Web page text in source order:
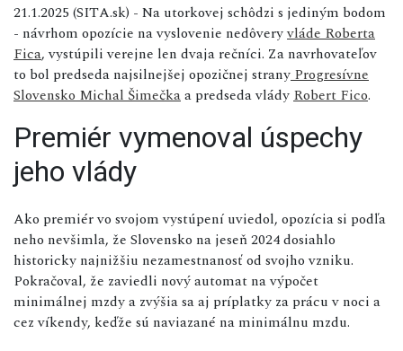
21.1.2025 (SITA.sk) - Na utorkovej schôdzi s jediným bodom
- návrhom opozície na vyslovenie nedôveryvláde Roberta
Fica, vystúpili verejne len dvaja rečníci. Za navrhovateľov
to bol predseda najsilnejšej opozičnej strany Progresívne
Slovensko Michal Šimečkaa predseda vlády Robert Fico.
Premiér vymenoval úspechy
jeho vlády
Ako premiér vo svojom vystúpení uviedol, opozícia si podľa
neho nevšimla, že Slovensko na jeseň 2024 dosiahlo
historicky najnižšiu nezamestnanosť od svojho vzniku.
Pokračoval, že zaviedli nový automat na výpočet
minimálnej mzdy a zvýšia sa aj príplatky za prácu v noci a
cez víkendy, keďže sú naviazané na minimálnu mzdu.